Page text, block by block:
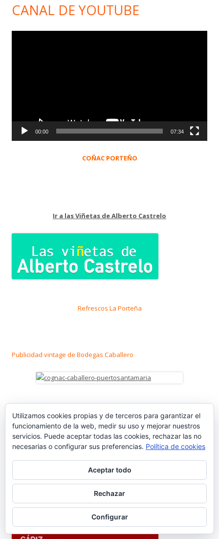
CANAL DE YOUTUBE
00:00 07:34
COÑAC PORTEÑO
Ir a las Viñetas de Alberto Castrelo
Refrescos La Porteña
Publicidad vintage de Bodegas Caballero
Fábrica de Cervezas Tosar
Utilizamos cookies propias y de terceros para garantizar el
funcionamiento de la web, medir su uso y mejorar nuestros
servicios. Puede aceptar todas las cookies, rechazar las no
necesarias o configurar sus preferencias. Política de cookies
Aceptar todo
Rechazar
Configurar